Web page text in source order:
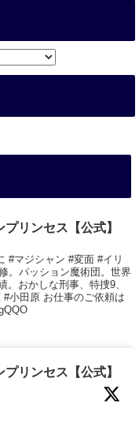
リンセス【公式】
#マジシャン #変面 #イリ
。パッション魔術団。世界
。おかしな刑事、特捜9、
小田原 お仕事のご依頼は
リンセス【公式】